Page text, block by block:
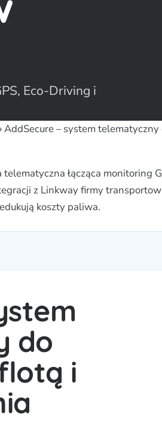
Eco-Driving i
AddSecure – system telematyczny
łącząca monitoring
z Linkway firmy
koszty paliwa.
do
i